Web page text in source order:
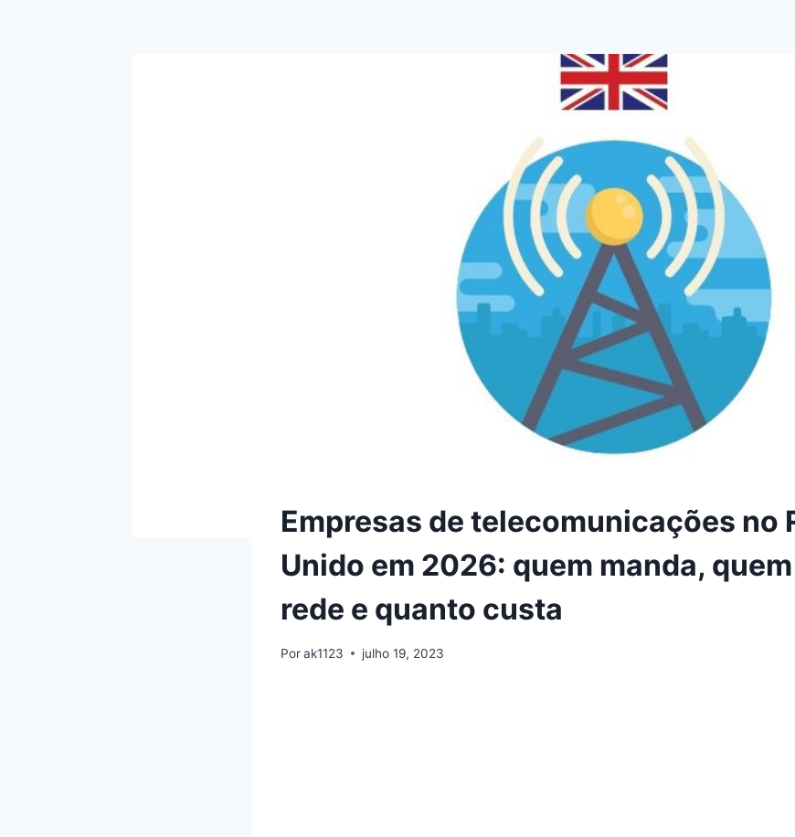
Empresas de telecomunicações no
Unido em 2026: quem manda,
rede e quanto custa
Porak1123 julho 19, 2023